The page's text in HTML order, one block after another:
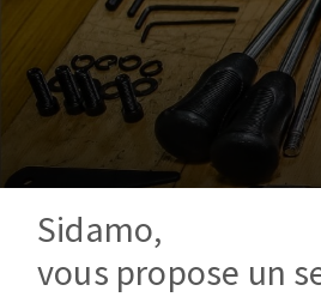
Système grands formats
Scies de table
Table de travail
Sidamo,
vous propose un